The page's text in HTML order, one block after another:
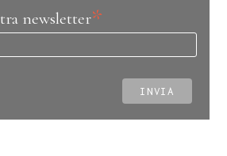
newsletter*